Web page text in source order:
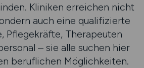
Kliniken erreichen nicht
auch eine qualifizierte
Pflegekräfte, Therapeuten
– sie alle suchen hier
beruflichen Möglichkeiten.